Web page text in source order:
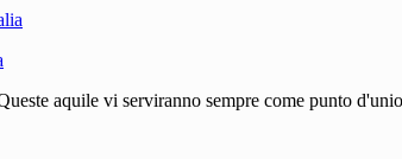
aquile vi serviranno sempre come punto